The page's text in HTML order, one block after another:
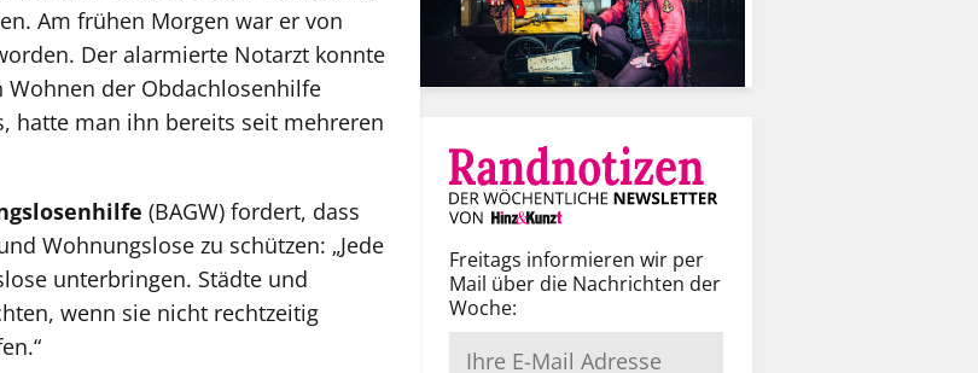
Am frühen Morgen war er von
Der alarmierte Notarzt konnte
der Obdachlosenhilfe
hatte man ihn bereits seit mehreren
(BAGW) fordert, dass
Wohnungslose zu schützen: „Jede
unterbringen. Städte und
wenn sie nicht rechtzeitig
Freitags informieren wir per
Mail über die Nachrichten der
Woche: